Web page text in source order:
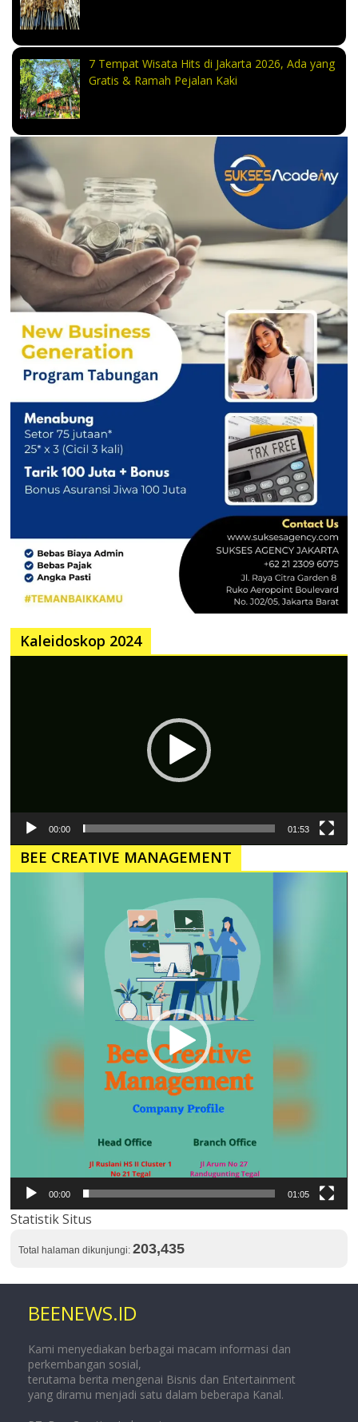
7 Tempat Wisata Hits di Jakarta 2026, Ada yang
Gratis & Ramah Pejalan Kaki
Kaleidoskop 2024
00:00 01:53
BEE CREATIVE MANAGEMENT
00:00 01:05
Statistik Situs
Total halaman dikunjungi:203,435
BEENEWS.ID
Kami menyediakan berbagai macam informasi dan
perkembangan sosial,
terutama berita mengenai Bisnis dan Entertainment
yang diramu menjadi satu dalam beberapa Kanal.